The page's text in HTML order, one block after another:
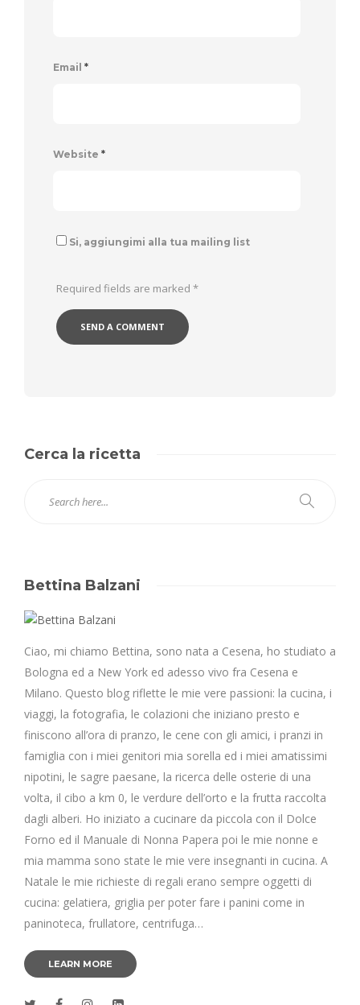
Email *
Website *
Si, aggiungimi alla tua mailing list
Required fields are marked *
Cerca la ricetta
Bettina Balzani
Ciao, mi chiamo Bettina, sono nata a Cesena, ho studiato a
Bologna ed a New York ed adesso vivo fra Cesena e
Milano. Questo blog riflette le mie vere passioni: la cucina, i
viaggi, la fotografia, le colazioni che iniziano presto e
finiscono all’ora di pranzo, le cene con gli amici, i pranzi in
famiglia con i miei genitori mia sorella ed i miei amatissimi
nipotini, le sagre paesane, la ricerca delle osterie di una
volta, il cibo a km 0, le verdure dell’orto e la frutta raccolta
dagli alberi. Ho iniziato a cucinare da piccola con il Dolce
Forno ed il Manuale di Nonna Papera poi le mie nonne e
mia mamma sono state le mie vere insegnanti in cucina. A
Natale le mie richieste di regali erano sempre oggetti di
cucina: gelatiera, griglia per poter fare i panini come in
paninoteca, frullatore, centrifuga…
LEARN MORE